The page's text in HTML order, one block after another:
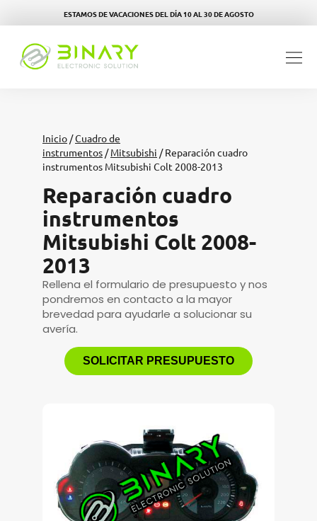
ESTAMOS DE VACACIONES DEL DÍA 10 AL 30 DE AGOSTO
Inicio /Cuadro de
instrumentos /Mitsubishi / Reparación cuadro
instrumentos Mitsubishi Colt 2008-2013
Reparación cuadro
instrumentos
Mitsubishi Colt 2008-
2013
Rellena el formulario de presupuesto y nos
pondremos en contacto a la mayor
brevedad para ayudarle a solucionar su
avería.
SOLICITAR PRESUPUESTO